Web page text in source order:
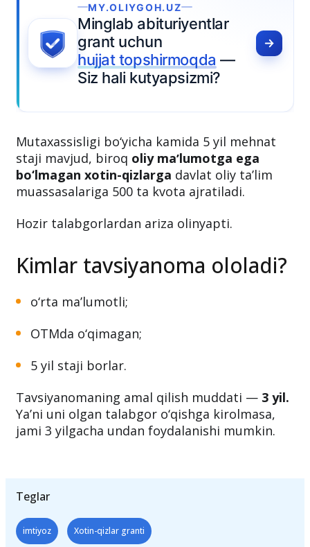
MY.OLIYGOH.UZ
Minglab abituriyentlar
grant uchun
hujjat topshirmoqda —
Siz hali kutyapsizmi?
Mutaxassisligi bo‘yicha kamida 5 yil mehnat
bo‘lmagan xotin-qizlargadavlat oliy taʼlim
Hozir talabgorlardan ariza olinyapti.
Kimlar tavsiyanoma ololadi?
5 yil staji borlar.
Teglar